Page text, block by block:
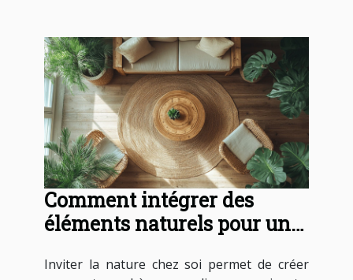
Comment intégrer des
éléments naturels pour une
Inviter la nature chez soi permet de créer